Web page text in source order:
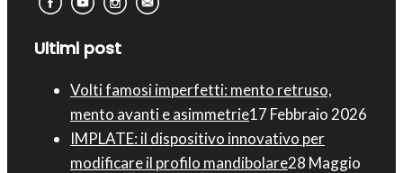
Ultimi post
Volti famosi imperfetti: mento retruso,
mento avanti e asimmetrie17 Febbraio 2026
IMPLATE: il dispositivo innovativo per
modificare il profilo mandibolare28 Maggio